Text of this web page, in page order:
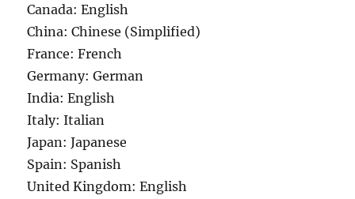
Canada: English
China: Chinese (Simplified)
France: French
Germany: German
India: English
Italy: Italian
Japan: Japanese
Spain: Spanish
United Kingdom: English